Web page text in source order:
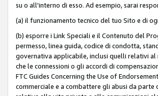
su o all'interno di esso. Ad esempio, sarai
(a) il funzionamento tecnico del tuo Sito e di
(b) esporre i Link Speciali e il Contenuto del
permesso, linea guida, codice di condotta,
governativa applicabile, inclusi quelli relativi
che le connessioni o gli accordi di
FTC Guides Concerning the Use of
commerciale e a combattere gli abusi da